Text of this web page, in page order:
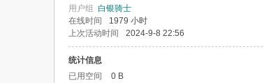
用户组 白银骑士
在线时间
1979 小时
上次活动时间
2024-9-8 22:56
统计信息
已用空间
0 B